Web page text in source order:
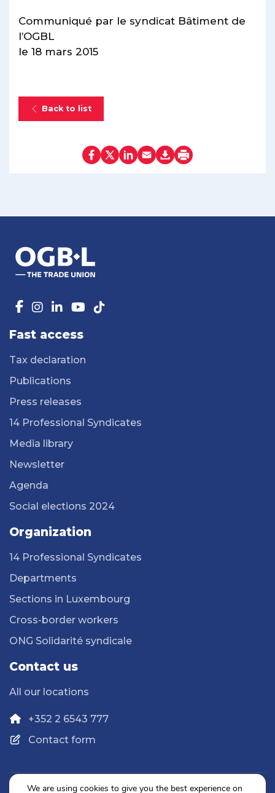
Communiqué par le syndicat Bâtiment de
l’OGBL
le 18 mars 2015
Back to list
Fast access
Tax declaration
Publications
Press releases
14 Professional Syndicates
Media library
Newsletter
Agenda
Social elections 2024
Organization
14 Professional Syndicates
Departments
Sections in Luxembourg
Cross-border workers
ONG Solidarité syndicale
Contact us
All our locations
+352 2 6543 777
Contact form
We are using cookies to give you the best experience on